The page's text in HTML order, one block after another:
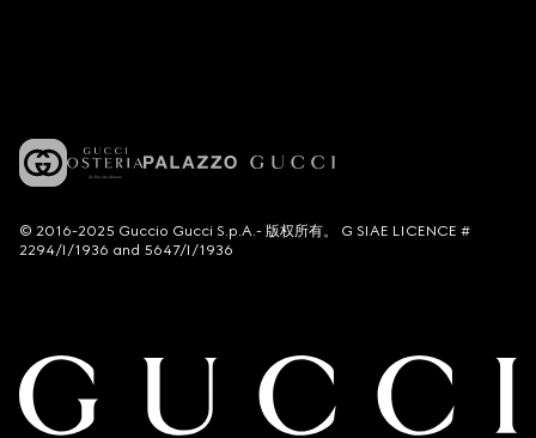
© 2016-2025 Guccio Gucci S.p.A.- 版权所有。 G SIAE LICENCE #
2294/I/1936 and 5647/I/1936